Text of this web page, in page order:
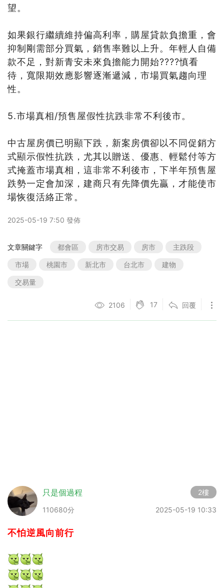
望。
如果銀行繼續維持偏高利率，購屋貸款負擔重，會
抑制剛需部分買氣，銷售率難以上升。年輕人自備
款不足，對新青安未來負擔能力開始????慎看
待，寬限期效應影響逐漸遞減，市場買氣趨向理
性。
5.市場真相/預售屋假性抗跌非常不利後市。
中古屋房價已明顯下跌，新案房價卻以不同促銷方
式顯示假性抗跌，尤其以贈送、優惠、輕鬆付等方
式掩蓋市場真相，這非常不利後市，下半年預售屋
跌勢一定會加深，建商只有先降價先贏，才能使市
場恢復活絡正常。
2025-05-19 7:50 發佈
文章關鍵字 都會區 房市交易 房市 主跌段
市場 桃園市 新北市 台北市 建物
交易量
2106 17 回覆
只是個過程
110680分
2樓
2025-05-19 10:33
不怕逆風向前行